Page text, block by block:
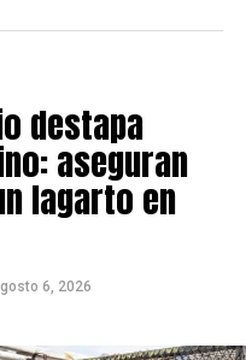
con las
móvil del crimen y dar
destapa
aseguran
lagarto en
6, 2026